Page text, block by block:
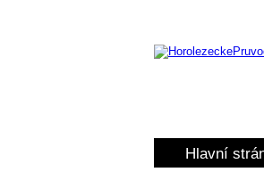
Hlavní